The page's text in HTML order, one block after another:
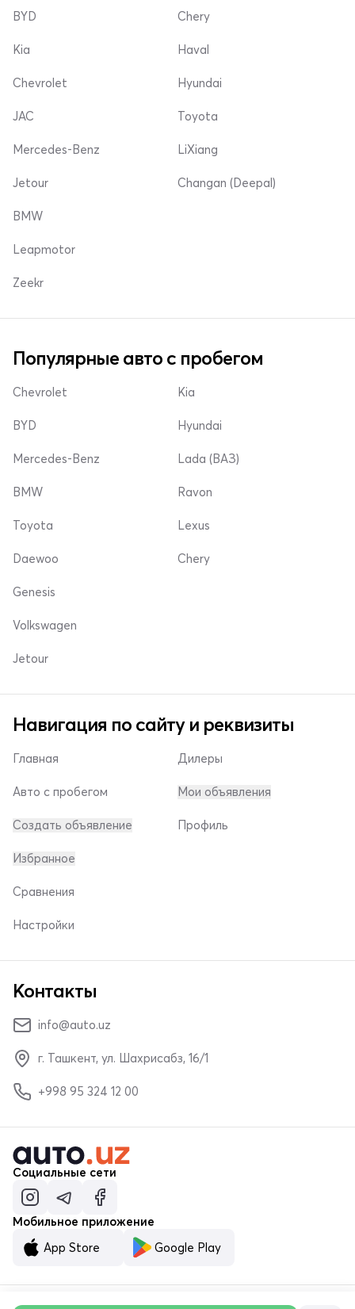
BYD
Kia
Chevrolet
Chery
Haval
Hyundai
JAC
Mercedes-Benz
Jetour
Toyota
LiXiang
Changan (Deepal)
BMW
Leapmotor
Zeekr
Популярные авто с пробегом
Chevrolet
BYD
Mercedes-Benz
Kia
Hyundai
Lada (ВАЗ)
BMW
Toyota
Daewoo
Ravon
Lexus
Chery
Genesis
Volkswagen
Jetour
Навигация по сайту и реквизиты
Главная
Авто с пробегом
Создать объявление
Дилеры
Мои объявления
Профиль
Избранное
Сравнения
Настройки
Контакты
info@auto.uz
г. Ташкент, ул. Шахрисабз, 16/1
+998 95 324 12 00
Социальные сети
Мобильное приложение
App Store
Google Play